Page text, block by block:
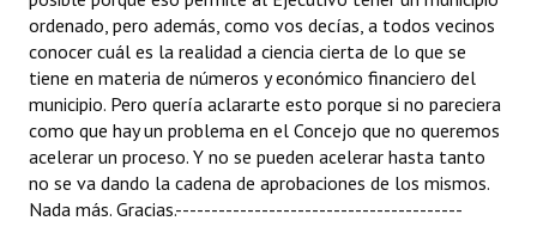
ordenado, pero además, como vos decías, a todos vecinos
conocer cuál es la realidad a ciencia cierta de lo que se
tiene en materia de números y económico financiero del
municipio. Pero quería aclararte esto porque si no pareciera
como que hay un problema en el Concejo que no queremos
acelerar un proceso. Y no se pueden acelerar hasta tanto
no se va dando la cadena de aprobaciones de los mismos.
Nada más. Gracias.----------------------------------------